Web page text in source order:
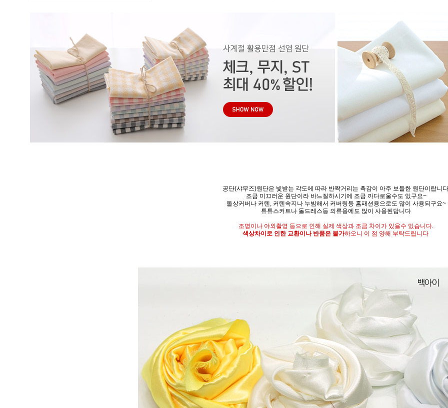
공단(샤무즈)원단은 빛받는 각도에 따라 반짝거리는 촉감이 아주 보들한 원단이랍니
조금 미끄러운 원단이라 바느질하시기에 조금 까다로울수도 있구요~
돌상커버나 커텐, 커텐속지나 누빔해서 커버링등 홈패션용으로도 많이 사용되구요~
튜튜스커트나 돌드레스등 의류용에도 많이 사용된답니다
조명이나 야외촬영 등으로 인해 실제 색상과 조금 차이가 있을수 있습니다.
색상차이로 인한 교환이나 반품은 불가하오니 이 점 양해 부탁드립니다